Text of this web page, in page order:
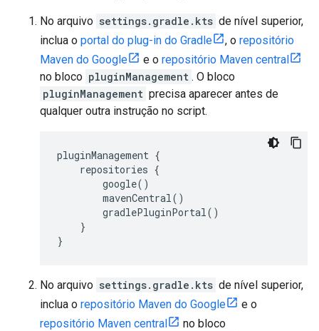
No arquivo settings.gradle.kts de nível superior,
inclua o portal do plug-in do Gradle , o repositório
Maven do Google
e o repositório Maven central
no bloco pluginManagement . O bloco
pluginManagement precisa aparecer antes de
qualquer outra instrução no script.
pluginManagement {
repositories {
google()
mavenCentral()
gradlePluginPortal()
}
}
No arquivo settings.gradle.kts de nível superior,
inclua o repositório Maven do Google
e o
repositório Maven central
no bloco